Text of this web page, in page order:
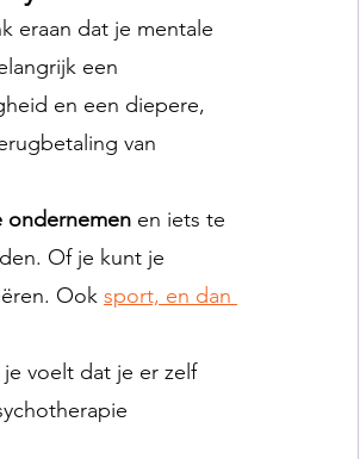
eraan dat je mentale
een
en een diepere,
van
ondernemen en iets te
Of je kunt je
Ook sport, en dan
je voelt dat je er zelf